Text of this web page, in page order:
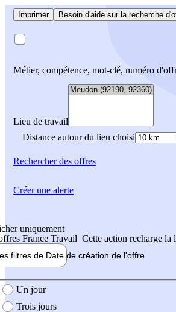
Imprimer Besoin d'aide sur la recherche
Métier, compétence, mot-clé, numéro
Lieu de travail
Distance autour du lieu choisi
Rechercherdes offres
uniquement
France Travail Cette action recharge la
filtres de Date de création de l'offre
création de l'offre
Un jour
Trois jours
Créer une alerte